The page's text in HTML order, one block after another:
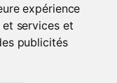
expérience
services et
publicités